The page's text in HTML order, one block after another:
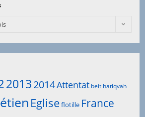
20132014Attentat beit hatiqvah
Egliseflotille France